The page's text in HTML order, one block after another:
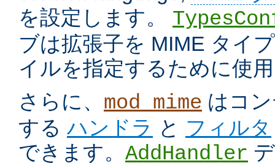
を設定します。
ブは拡張子を MIME タイ
イルを指定するために使
さらに、 mod_mime はコ
するハンドラ と フィルタ
できます。 AddHandler